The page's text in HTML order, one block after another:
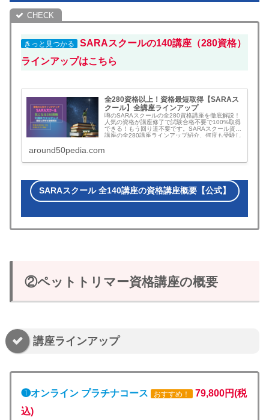
きっと見つかる
SARAスクールの140講座（280資格）
ラインアップはこちら
全280資格以上！資格最短取得【SARAス
クール】全講座ラインアップ
噂のSARAスクールの全280資格講座を徹底解説！
人気の資格が講座修了で試験合格不要で100%取得
できる！もう回り道不要です。SARAスクール資格
講座の全280講座ラインアップ紹介。何度も受験し
around50pedia.com
SARAスクール 全140講座の資格講座概要【公式】
②ペットトリマー資格講座の概要
講座ラインアップ
❶オンライン プラチナコース おすすめ！
79,800円(税
込)